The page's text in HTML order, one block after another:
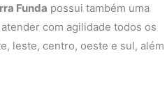
Funda possui também uma
com agilidade todos os
leste, centro, oeste e sul, além